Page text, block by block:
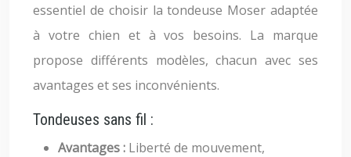
essentiel de choisir la tondeuse Moser adaptée
à votre chien et à vos besoins. La marque
propose différents modèles, chacun avec ses
avantages et ses inconvénients.
Tondeuses sans fil :
Avantages : Liberté de mouvement,